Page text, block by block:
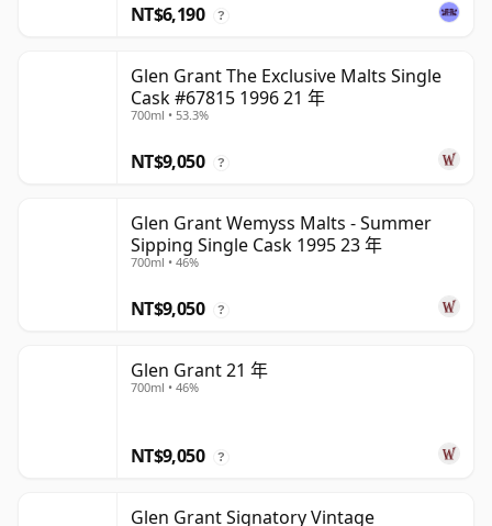
NT$6,190 ?
Glen Grant The Exclusive Malts Single
Cask #67815 1996 21 年
700ml • 53.3%
NT$9,050 ?
Glen Grant Wemyss Malts - Summer
Sipping Single Cask 1995 23 年
700ml • 46%
NT$9,050 ?
Glen Grant 21 年
700ml • 46%
NT$9,050 ?
Glen Grant Signatory Vintage